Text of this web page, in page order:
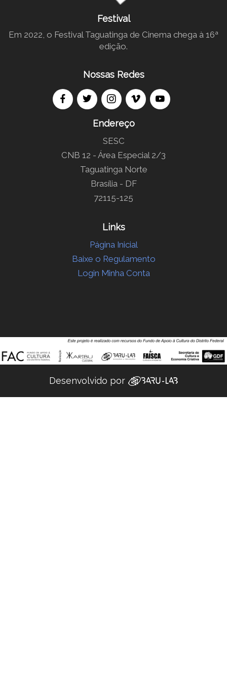
Festival
Em 2022, o Festival Taguatinga de Cinema chega à 16ª
edição.
Nossas Redes
Endereço
SESC
CNB 12 - Área Especial 2/3
Taguatinga Norte
Brasília - DF
72115-125
Links
Página Inicial
Baixe o Regulamento
Login Minha Conta
Desenvolvido por ‌